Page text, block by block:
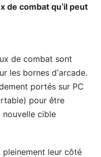
de combat qu’il peut
de combat sont
les bornes d’arcade.
portés sur PC
pour être
nouvelle cible
pleinement leur côté